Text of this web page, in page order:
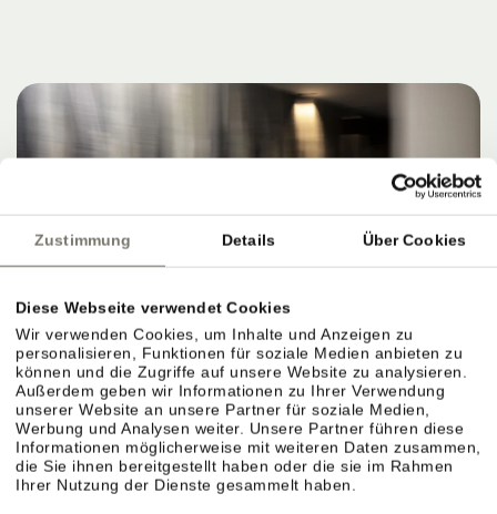
Zustimmung Details Über Cookies
Diese Webseite verwendet Cookies
Wir verwenden Cookies, um Inhalte und Anzeigen zu
personalisieren, Funktionen für soziale Medien anbieten zu
können und die Zugriffe auf unsere Website zu analysieren.
Außerdem geben wir Informationen zu Ihrer Verwendung
unserer Website an unsere Partner für soziale Medien,
Werbung und Analysen weiter. Unsere Partner führen diese
Informationen möglicherweise mit weiteren Daten zusammen,
die Sie ihnen bereitgestellt haben oder die sie im Rahmen
Ihrer Nutzung der Dienste gesammelt haben.